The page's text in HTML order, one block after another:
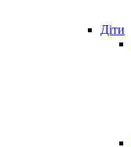
Діти